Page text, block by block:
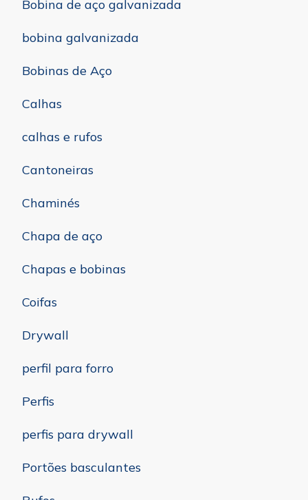
Bobina de aço galvanizada
bobina galvanizada
Bobinas de Aço
Calhas
calhas e rufos
Cantoneiras
Chaminés
Chapa de aço
Chapas e bobinas
Coifas
Drywall
perfil para forro
Perfis
perfis para drywall
Portões basculantes